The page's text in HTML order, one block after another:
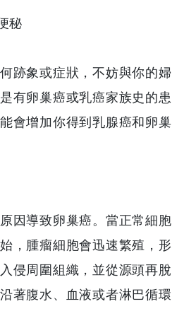
秘
跡象或症狀，不妨與你的婦
有卵巢癌或乳癌家族史的患
會增加你得到乳腺癌和卵巢
因導致卵巢癌。當正常細胞
，腫瘤細胞會迅速繁殖，形
侵周圍組織，並從源頭再脫
著腹水、血液或者淋巴循環